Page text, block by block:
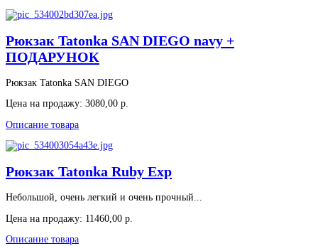
Рюкзак Tatonka SAN DIEGO navy +
ПОДАРУНОК
Рюкзак Tatonka SAN DIEGO
Цена на продажу: 3080,00 р.
Описание товара
Рюкзак Tatonka Ruby Exp
Небольшой, очень легкий и очень прочный...
Цена на продажу: 11460,00 р.
Описание товара